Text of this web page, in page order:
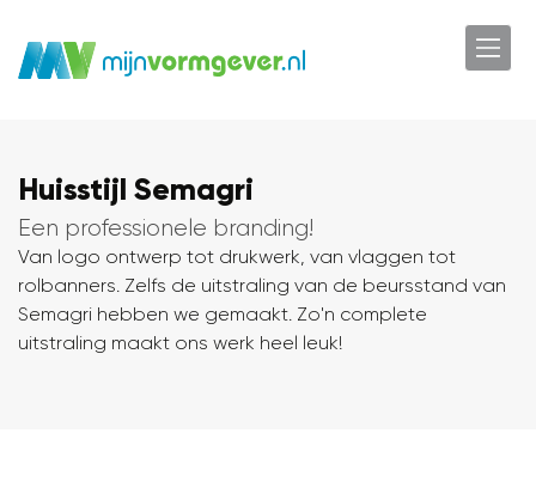
Huisstijl Semagri
Een professionele branding!
Van logo ontwerp tot drukwerk, van vlaggen tot
rolbanners. Zelfs de uitstraling van de beursstand van
Semagri hebben we gemaakt. Zo'n complete
uitstraling maakt ons werk heel leuk!